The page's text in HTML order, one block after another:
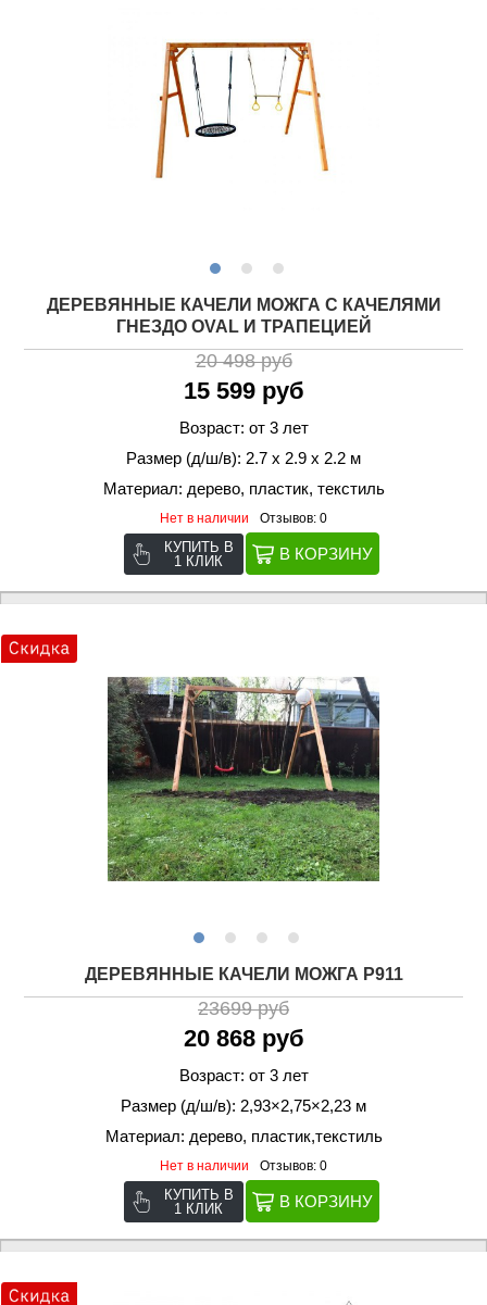
ДЕРЕВЯННЫЕ КАЧЕЛИ МОЖГА С КАЧЕЛЯМИ
ГНЕЗДО OVAL И ТРАПЕЦИЕЙ
20 498 руб
15 599 руб
Возраст: от 3 лет
Размер (д/ш/в): 2.7 х 2.9 х 2.2 м
Материал: дерево, пластик, текстиль
Нет в наличии Отзывов: 0
КУПИТЬ В
1 КЛИК
ДЕРЕВЯННЫЕ КАЧЕЛИ МОЖГА P911
23699 руб
20 868 руб
Возраст: от 3 лет
Размер (д/ш/в): 2,93×2,75×2,23 м
Материал: дерево, пластик,текстиль
Нет в наличии Отзывов: 0
КУПИТЬ В
1 КЛИК